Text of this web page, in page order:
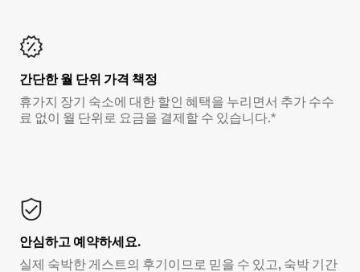
간단한 월 단위 가격 책정
휴가지 장기 숙소에 대한 할인 혜택을 누리면서 추가 수수
료 없이 월 단위로 요금을 결제할 수 있습니다.*
안심하고 예약하세요.
실제 숙박한 게스트의 후기이므로 믿을 수 있고, 숙박 기간